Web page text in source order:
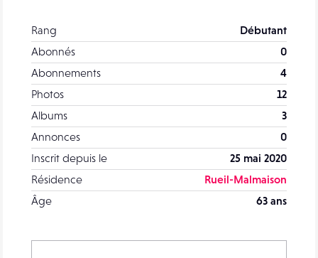
Rang
Débutant
Abonnés
0
Abonnements
4
Photos
12
Albums
3
Annonces
0
Inscrit depuis le
25 mai 2020
Résidence
Rueil-Malmaison
Âge
63 ans